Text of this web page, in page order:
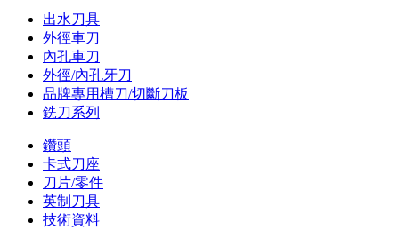
出水刀具
外徑車刀
內孔車刀
外徑/內孔牙刀
品牌專用槽刀/切斷刀板
銑刀系列
鑽頭
卡式刀座
刀片/零件
英制刀具
技術資料